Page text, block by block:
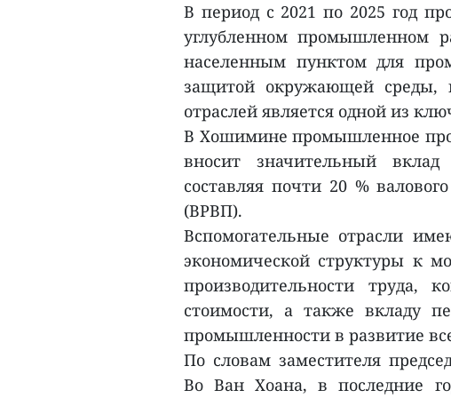
В период с 2021 по 2025 год
углубленном промышленном
населенным пунктом для
защитой окружающей среды,
отраслей является одной из
В Хошимине промышленное
вносит значительный
составляя почти 20 %
(ВРВП).
Вспомогательные отрасли
экономической структуры к
производительности труда,
стоимости, а также вкладу
промышленности в развитие
По словам заместителя
Во Ван Хоана, в последние